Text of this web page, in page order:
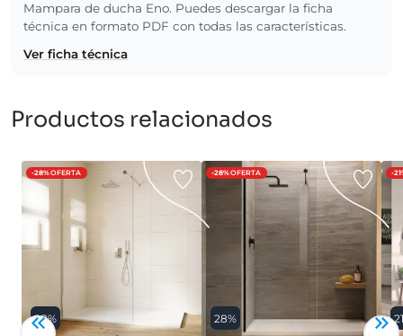
Mampara de ducha Eno. Puedes descargar la ficha
técnica en formato PDF con todas las características.
Ver ficha técnica
Productos relacionados
-28%OFERTA
28%
-28%OFERTA
28%
-